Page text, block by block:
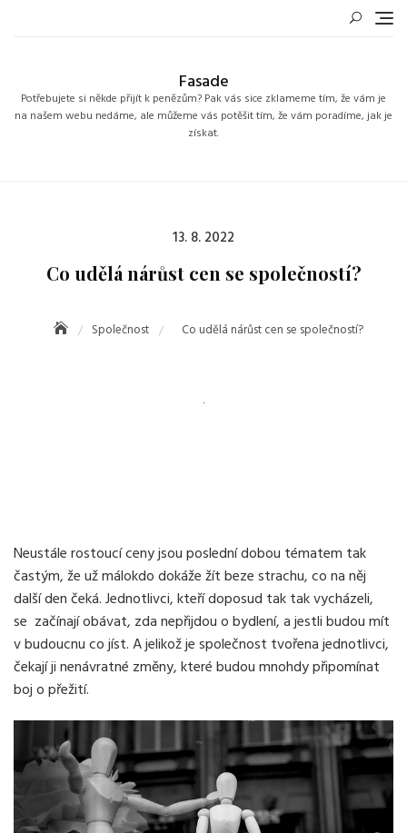
Fasade
Potřebujete si někde přijít k penězům? Pak vás sice zklameme tím, že vám je
na našem webu nedáme, ale můžeme vás potěšit tím, že vám poradíme, jak je
získat.
Posted
13. 8. 2022
Co udělá nárůst cen se společností?
Společnost Co udělá nárůst cen se společností?
Neustále rostoucí ceny jsou poslední dobou tématem tak
častým, že už málokdo dokáže žít beze strachu, co na něj
další den čeká. Jednotlivci, kteří doposud tak tak vycházeli,
se začínají obávat, zda nepřijdou o bydlení, a jestli budou mít
v budoucnu co jíst. A jelikož je společnost tvořena jednotlivci,
čekají ji nenávratné změny, které budou mnohdy připomínat
boj o přežití.